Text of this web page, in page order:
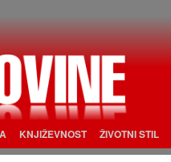
KNJIŽEVNOST ŽIVOTNI STIL